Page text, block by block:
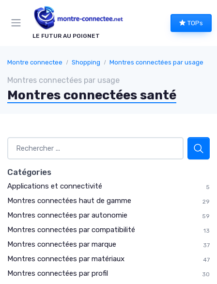
LE FUTUR AU POIGNET
TOPs
Montre connectee Shopping Montres connectées par usage
Montres connectées par usage
Montres connectées santé
Catégories
Applications et connectivité 5
Montres connectées haut de gamme 29
Montres connectées par autonomie 59
Montres connectées par compatibilité 13
Montres connectées par marque 37
Montres connectées par matériaux 47
Montres connectées par profil 30
Panneau de gestion des cookies